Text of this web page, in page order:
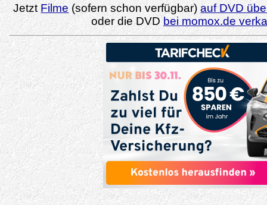
Jetzt Filme (sofern schon verfügbar)auf DVD
oder die DVD bei momox.de